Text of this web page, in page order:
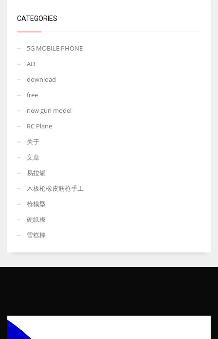
CATEGORIES
5G MOBILE PHONE
AD
download
free
new gun model
RC Plane
关于
文章
易拉罐
木板枪橡皮筋枪手工
枪模型
硬纸板
雪糕棒